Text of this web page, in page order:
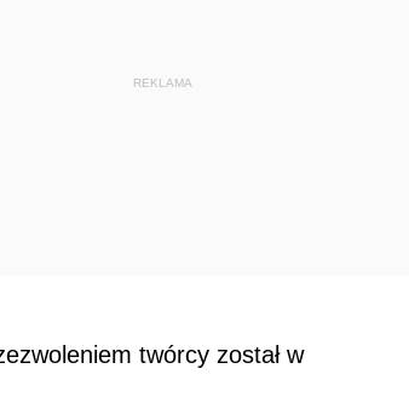
twórcy został w